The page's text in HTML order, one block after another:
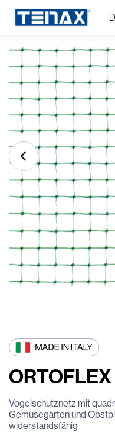
ORTOFLEX
Vogelschutznetz mit
Gemüsegärten und
widerstandsfähig